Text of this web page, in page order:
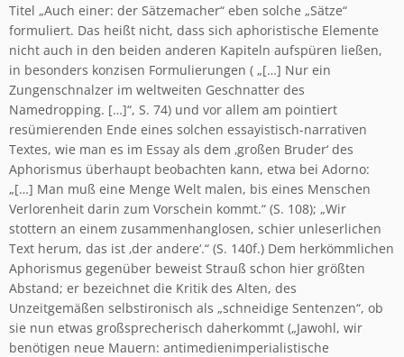
Titel „Auch einer: der Sätzemacher“ eben solche „Sätze“
formuliert. Das heißt nicht, dass sich aphoristische Elemente
nicht auch in den beiden anderen Kapiteln aufspüren ließen,
in besonders konzisen Formulierungen ( „[…] Nur ein
Zungenschnalzer im weltweiten Geschnatter des
Namedropping. […]“, S. 74) und vor allem am pointiert
resümierenden Ende eines solchen essayistisch-narrativen
Textes, wie man es im Essay als dem ‚großen Bruder‘ des
Aphorismus überhaupt beobachten kann, etwa bei Adorno:
„[…] Man muß eine Menge Welt malen, bis eines Menschen
Verlorenheit darin zum Vorschein kommt.“ (S. 108); „Wir
stottern an einem zusam­menhanglosen, schier unleserlichen
Text herum, das ist ‚der andere‘.“ (S. 140f.) Dem herkömmli­chen
Aphorismus gegenüber beweist Strauß schon hier größten
Abstand; er bezeichnet die Kritik des Alten, des
Unzeitgemäßen selbstironisch als „schneidige Sentenzen“, ob
sie nun etwas groß­sprecherisch daherkommt („Jawohl, wir
benötigen neue Mauern: antimedienimperialisti­sche